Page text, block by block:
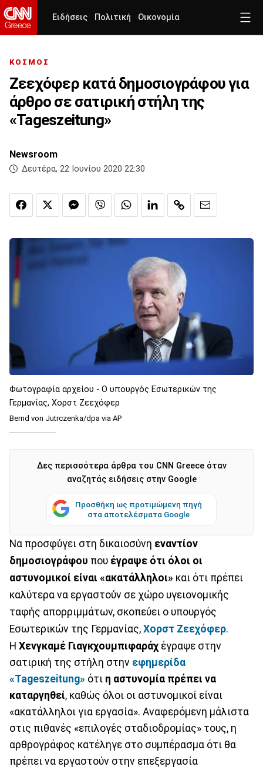
Ειδήσεις Πολιτική Οικονομία
ΚΟΣΜΟΣ
Ζεεχόφερ κατά δημοσιογράφου για
άρθρο σε σατιρική στήλη της
«Tageszeitung»
Newsroom
Δευτέρα, 22 Ιουνίου 2020 22:30
Φωτογραφία αρχείου - Ο υπουργός Εσωτερικών της
Γερμανίας, Χορστ Ζεεχόφερ
Bernd von Jutrczenka/dpa via AP
Δες περισσότερα άρθρα του CNN Greece όταν
αναζητάς ειδήσεις στην Google
Προσθήκη ως προτιμώμενη πηγή
στα αποτελέσματα Google
Να προσφύγει στη δικαιοσύνη εναντίον
δημοσιογράφου που έγραψε ότι όλοι οι
αστυνομικοί είναι «ακατάλληλοι» και ότι πρέπει
καλύτερα να εργαστούν σε χώρο υγειονομικής
ταφής απορριμμάτων, σκοπεύει ο υπουργός
Εσωτερικών της Γερμανίας, Χορστ Ζεεχόφερ.
Η Χενγκαμέ Γιαγκχουμπιφαράχ έγραψε στην
σατιρική της στήλη στην εφημερίδα
«Tageszeitung» ότι η αστυνομία πρέπει να
καταργηθεί, καθώς όλοι οι αστυνομικοί είναι
«ακατάλληλοι για εργασία». Αναφερόμενη μάλιστα
στις πιθανές «επιλογές σταδιοδρομίας» τους, η
αρθρογράφος κατέληγε στο συμπέρασμα ότι θα
πρέπει να εργαστούν στην επεξεργασία